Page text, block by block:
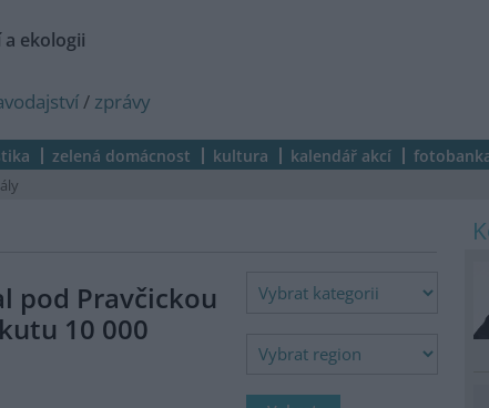
ekologii
/ zprávy
zelená domácnost kultura kalendář akcí
pod Pravčickou
10 000